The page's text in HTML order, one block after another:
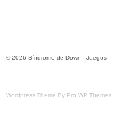
© 2026 Síndrome de Down - Juegos
Wordpress Theme By Pro WP Themes